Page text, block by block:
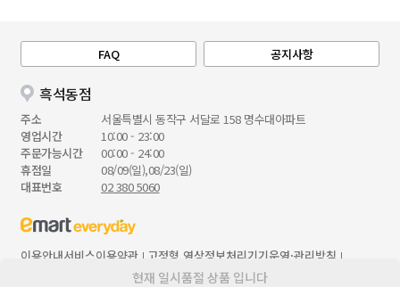
현재 일시품절 상품 입니다
FAQ 공지사항
흑석동점
주소
서울특별시 동작구 서달로 158 명수대아파트
영업시간
10:00 - 23:00
주문가능시간
00:00 - 24:00
휴점일
08/09(일),08/23(일)
대표번호
02 380 5060
이용안내서비스이용약관
고정형 영상정보처리기기운영·관리방침
청소년 보호 정책